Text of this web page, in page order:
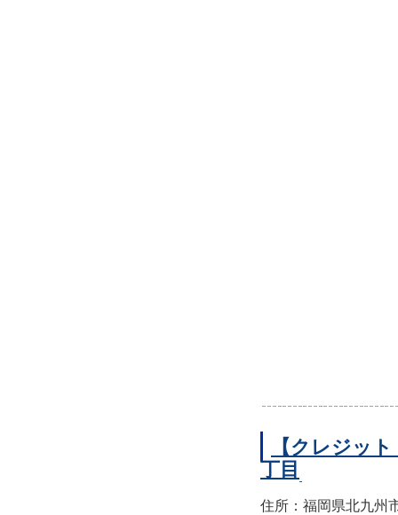
【クレジッ
丁目
住所：福岡県北九州